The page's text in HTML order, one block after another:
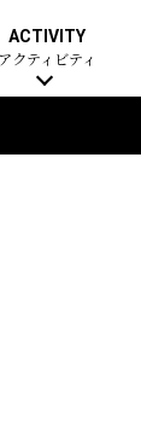
ACTIVITY
アクティビティ